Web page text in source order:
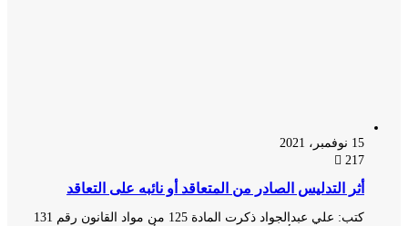
أثر التدليس الصادر من المتعاقد أو نائبه على التعاقد
كتب: علي عبدالجواد ذكرت المادة 125 من مواد القانون رقم 131